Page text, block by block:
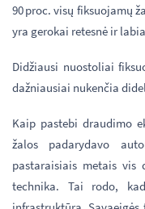
90 proc. visų fiksuojamų
yra gerokai retesnė ir
Didžiausi nuostoliai
dažniausiai nukenčia
Kaip pastebi draudimo
žalos padarydavo
pastaraisiais metais vis
technika. Tai rodo,